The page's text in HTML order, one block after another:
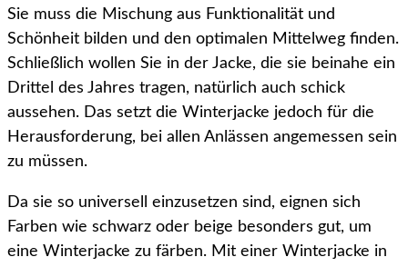
Sie muss die Mischung aus Funktionalität und
Schönheit bilden und den optimalen Mittelweg finden.
Schließlich wollen Sie in der Jacke, die sie beinahe ein
Drittel des Jahres tragen, natürlich auch schick
aussehen. Das setzt die Winterjacke jedoch für die
Herausforderung, bei allen Anlässen angemessen sein
zu müssen.
Da sie so universell einzusetzen sind, eignen sich
Farben wie schwarz oder beige besonders gut, um
eine Winterjacke zu färben. Mit einer Winterjacke in